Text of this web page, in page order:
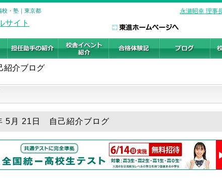
校・塾｜東京都 永瀬昭幸 理事
紹介ブログ
5月 21日 自己紹介ブログ